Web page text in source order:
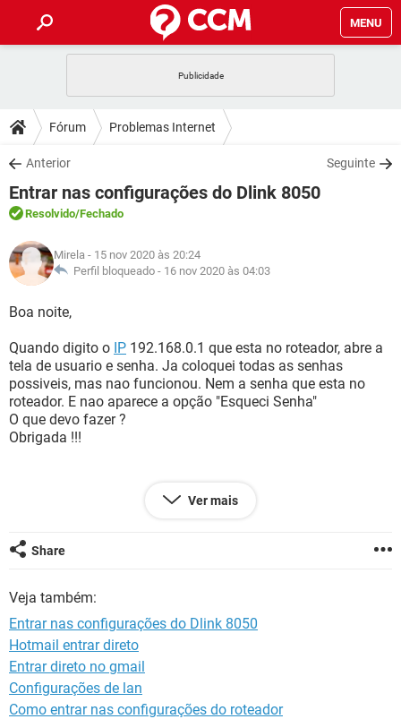
MENU
CELULAR FACEBOOK
OUTLOOK
INSTAGRAM GMAIL
GUIA DE COMPRAS
DICAS
JOGOS WHATSAPP
OUTLOOK
INSTAGRAM
GUIA DE COMPRAS
DOWNLOADS
JOGOS WHATSAPP
CELULAR
OUTLOOK
INSTAGRAM
GUIA DE COMPRAS
FÓRUM
JOGOS
CELULAR FACEBOOK
GUIA DE COMPRAS
GLOSSÁRIO
JOGOS
CELULAR
OUTLOOK EXCEL
INSTAGRAM GMAIL
GUIA DE COMPRAS
Fórum Problemas Internet
Anterior Seguinte
Entrar nas configurações do Dlink 8050
Resolvido/Fechado
Mirela - 15 nov 2020 às 20:24
Perfil bloqueado - 16 nov 2020 às 04:03
Boa noite,
Quando digito o IP 192.168.0.1 que esta no roteador, abre a
tela de usuario e senha. Ja coloquei todas as senhas
possiveis, mas nao funcionou. Nem a senha que esta no
roteador. E nao aparece a opção "Esqueci Senha"
O que devo fazer ?
Obrigada !!!
Ver mais
Share
Veja também:
Entrar nas configurações do Dlink 8050
Hotmail entrar direto
Entrar direto no gmail
Configurações de lan
Como entrar nas configurações do roteador